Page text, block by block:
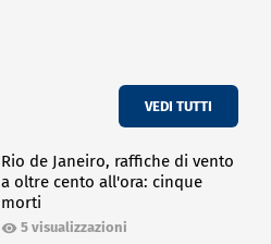
VEDI TUTTI
Rio de Janeiro, raffiche di vento
a oltre cento all'ora: cinque
morti
5 visualizzazioni